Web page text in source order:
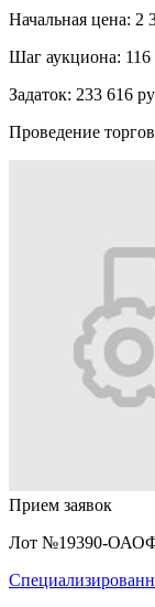
Начальная цена: 2
Шаг аукциона:
Задаток: 233 616
Проведение
Прием заявок
Лот №19390-